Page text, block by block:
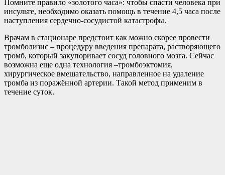
Помните правило «золотого часа»: чтобы спасти человека при
инсульте, необходимо оказать помощь в течение 4,5 часа после
наступления сердечно-сосудистой катастрофы.
Врачам в стационаре предстоит как можно скорее провести
тромболизис – процедуру введения препарата, растворяющего
тромб, который закупоривает сосуд головного мозга. Сейчас
возможна еще одна технология –тромбоэктомия,
хирургическое вмешательство, направленное на удаление
тромба из поражённой артерии. Такой метод применим в
течение суток.